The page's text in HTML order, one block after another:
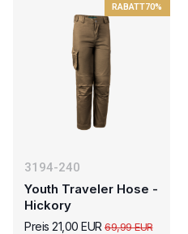
RABATT70%
3194-240
Youth Traveler Hose -
Hickory
Preis 21,00 EUR 69,99 EUR